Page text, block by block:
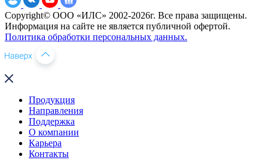
Copyright© ООО «ИЛС» 2002-2026г. Все права защищены.
Информация на сайте не является публичной офертой.
Политика обработки персональных данных.
Продукция
Направления
Поддержка
О компании
Карьера
Контакты